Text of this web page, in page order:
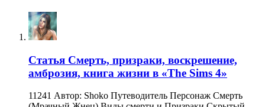
Статья Смерть, призраки, воскрешение,
амброзия, книга жизни в «The Sims 4»
11241 Автор: Shoko Путеводитель Персонаж Смерть